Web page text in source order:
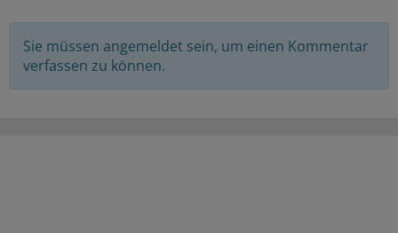
Sie müssen angemeldet sein, um einen Kommentar
verfassen zu können.